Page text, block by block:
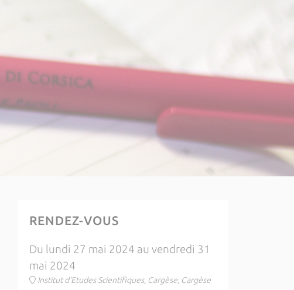
RENDEZ-VOUS
Du lundi 27 mai 2024 au vendredi 31
mai 2024
Institut d'Etudes Scientifiques, Cargèse, Cargèse